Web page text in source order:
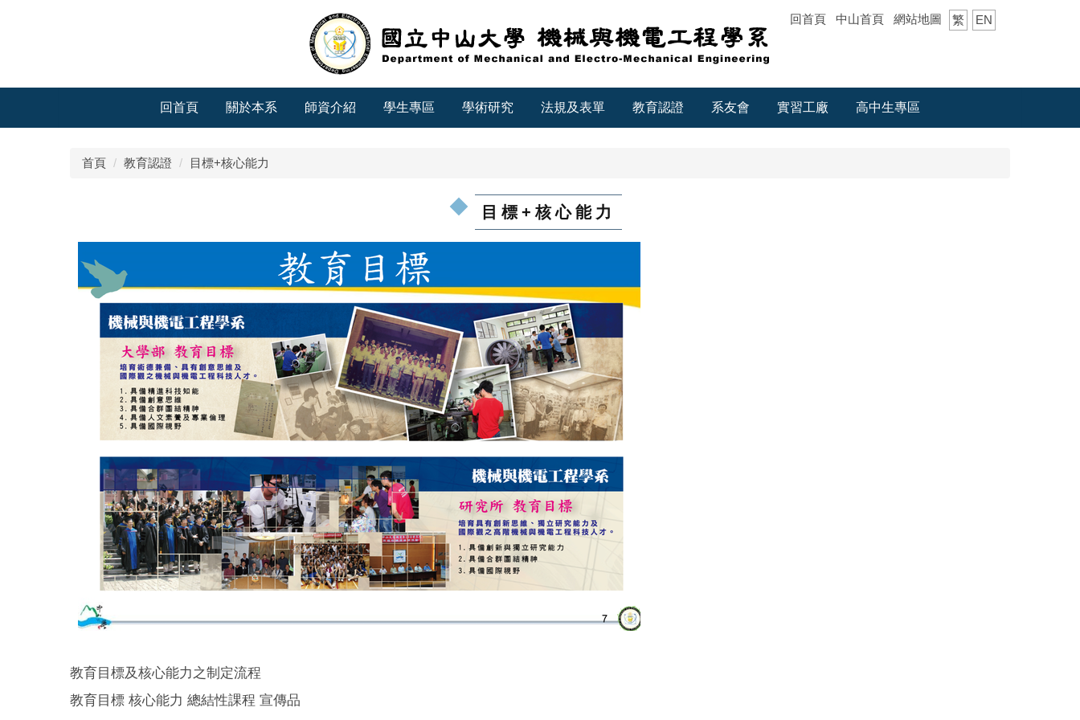
回首頁 中山首頁 網站地圖 繁 EN
回首頁 關於本系 師資介紹 學生專區 學術研究 法規及表單 教育認證 系友會 實習工廠 高中生專區
首頁 教育認證 目標+核心能力
目標+核心能力
教育目標及核心能力之制定流程
教育目標 核心能力 總結性課程 宣傳品